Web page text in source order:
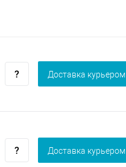
Доставка курьером
Доставка курьером